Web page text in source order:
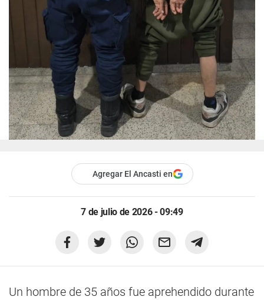
Agregar El Ancasti en
7 de julio de 2026 - 09:49
Un hombre de 35 años fue aprehendido durante